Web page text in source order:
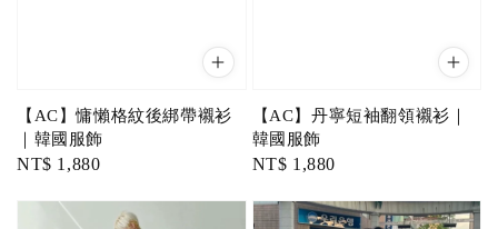
【AC】慵懶格紋後綁帶襯衫
｜韓國服飾
Regular
NT$ 1,880
【AC】丹寧短袖翻領襯衫｜
韓國服飾
Regular
NT$ 1,880